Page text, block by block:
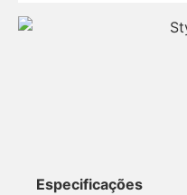
Especificações